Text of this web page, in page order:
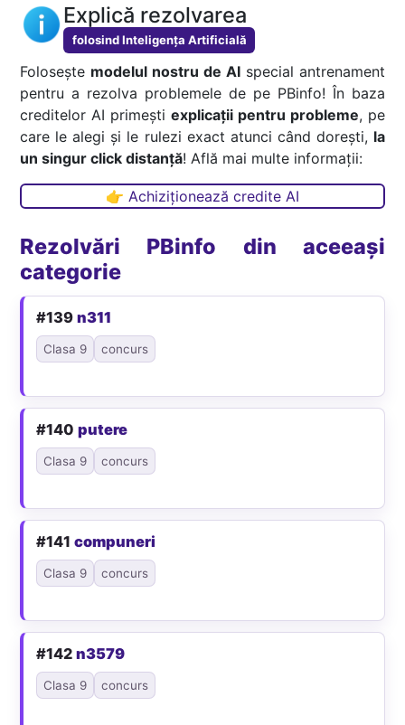
Explică rezolvarea
folosind Inteligența Artificială
Folosește modelul nostru de AIspecial antrenament
pentru a rezolva problemele de pe PBinfo! În baza
creditelor AI primești explicații pentru probleme, pe
care le alegi și le rulezi exact atunci când dorești, la
un singur click distanță! Află mai multe informații:
👉 Achiziționează credite AI
Rezolvări PBinfo din aceeași
categorie
#139n311
Clasa 9 concurs
#140putere
Clasa 9 concurs
#141compuneri
Clasa 9 concurs
#142n3579
Clasa 9 concurs